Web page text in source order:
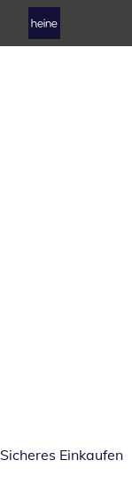
Sicheres Einkaufen